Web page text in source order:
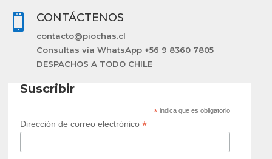
 CONTÁCTENOS
contacto@piochas.cl
Consultas vía WhatsApp +56 9 8360 7805
DESPACHOS A TODO CHILE
Suscribir
* indica que es obligatorio
Dirección de correo electrónico*